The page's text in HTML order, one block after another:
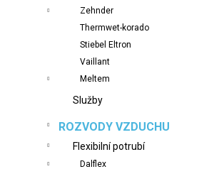
Zehnder
Thermwet-korado
Stiebel Eltron
Vaillant
Meltem
Služby
ROZVODY VZDUCHU
Flexibilní potrubí
Dalflex